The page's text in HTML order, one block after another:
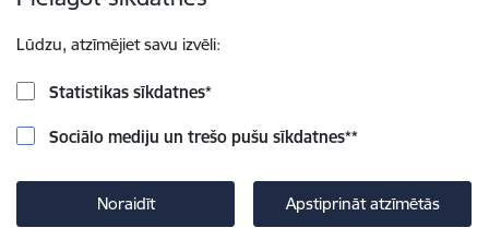
Lūdzu, atzīmējiet savu izvēli:
Statistikas sīkdatnes*
Sociālo mediju un trešo pušu sīkdatnes**
Noraidīt Apstiprināt atzīmētās